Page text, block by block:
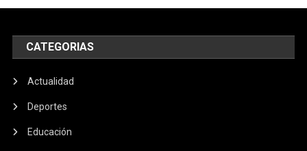
CATEGORIAS
Actualidad
Deportes
Educación